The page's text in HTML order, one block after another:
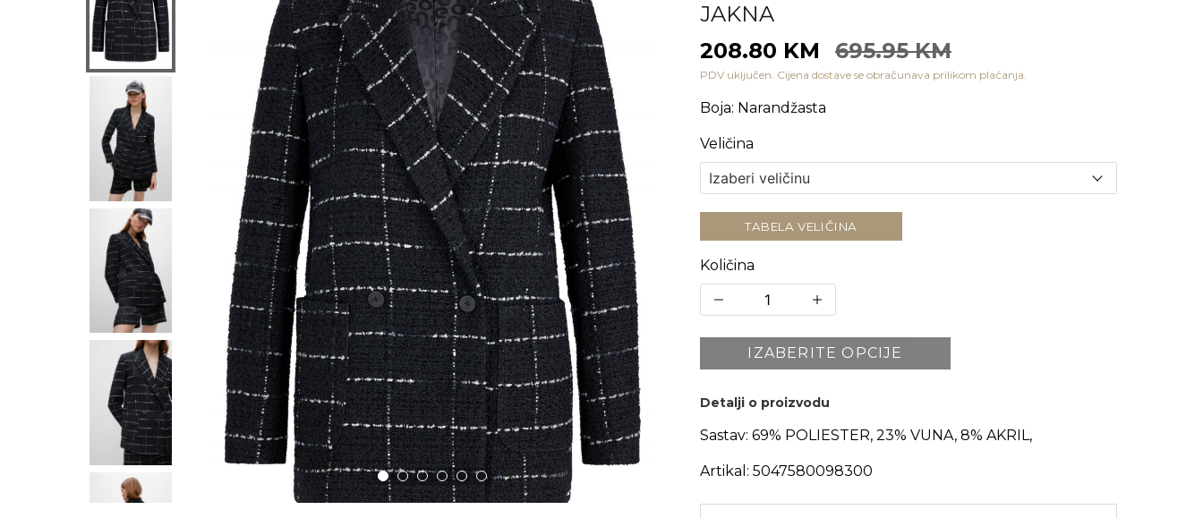
JAKNA
208.80 KM
695.95 KM
PDV uključen. Cijena dostave se obračunava prilikom plaćanja.
Boja: Narandžasta
Veličina
TABELA VELIČINA
Količina
IZABERITE OPCIJE
Detalji o proizvodu
Sastav: 69% POLIESTER, 23% VUNA, 8% AKRIL,
Artikal: 5047580098300